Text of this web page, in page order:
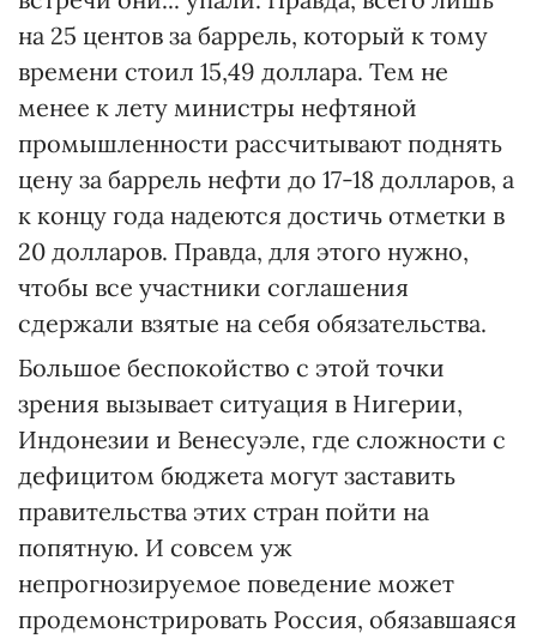
на 25 центов за баррель, который к тому
времени стоил 15,49 доллара. Тем не
менее к лету министры нефтяной
промышленности рассчитывают поднять
цену за баррель нефти до 17-18 долларов, а
к концу года надеются достичь отметки в
20 долларов. Правда, для этого нужно,
чтобы все участники соглашения
сдержали взятые на себя обязательства.
Большое беспокойство с этой точки
зрения вызывает ситуация в Нигерии,
Индонезии и Венесуэле, где сложности с
дефицитом бюджета могут заставить
правительства этих стран пойти на
попятную. И совсем уж
непрогнозируемое поведение может
продемонстрировать Россия, обязавшаяся